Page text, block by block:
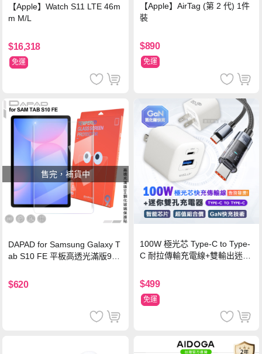
【Apple】Watch S11 LTE 46m
m M/L
$16,318
免運
【Apple】AirTag (第 2 代) 1件
裝
$890
免運
售完，補貨中
DAPAD for Samsung Galaxy T
ab S10 FE 平板高透光滿版9H
$620
100W 極光芯 Type-C to Type-
C 耐拉傳輸充電線+雙輸出迷你
$499
免運